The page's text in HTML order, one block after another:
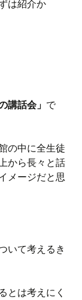
は紹介か
講話会」 で
の中に全生徒
から長々と話
メージだと思
いて考えるき
とは考えにく